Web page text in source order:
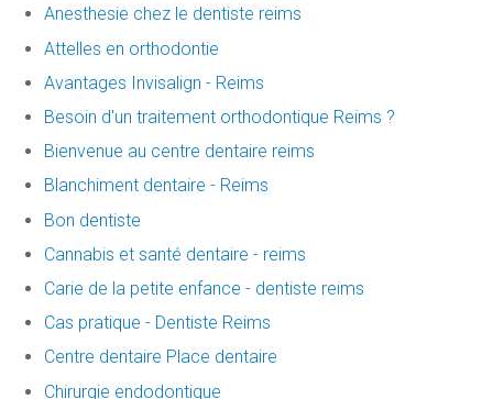
Anesthesie chez le dentiste reims
Attelles en orthodontie
Avantages Invisalign - Reims
Besoin d'un traitement orthodontique Reims ?
Bienvenue au centre dentaire reims
Blanchiment dentaire - Reims
Bon dentiste
Cannabis et santé dentaire - reims
Carie de la petite enfance - dentiste reims
Cas pratique - Dentiste Reims
Centre dentaire Place dentaire
Chirurgie endodontique